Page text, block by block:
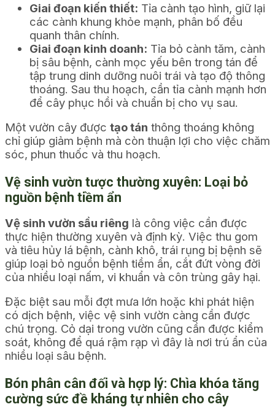
Giai đoạn kiến thiết: Tỉa cành tạo hình, giữ lại
các cành khung khỏe mạnh, phân bố đều
quanh thân chính.
Giai đoạn kinh doanh: Tỉa bỏ cành tăm, cành
bị sâu bệnh, cành mọc yếu bên trong tán để
tập trung dinh dưỡng nuôi trái và tạo độ thông
thoáng. Sau thu hoạch, cần tỉa cành mạnh hơn
để cây phục hồi và chuẩn bị cho vụ sau.
Một vườn cây được tạo tán thông thoáng không
chỉ giúp giảm bệnh mà còn thuận lợi cho việc chăm
sóc, phun thuốc và thu hoạch.
Vệ sinh vườn tược thường xuyên: Loại bỏ
nguồn bệnh tiềm ẩn
Vệ sinh vườn sầu riêng là công việc cần được
thực hiện thường xuyên và định kỳ. Việc thu gom
và tiêu hủy lá bệnh, cành khô, trái rụng bị bệnh sẽ
giúp loại bỏ nguồn bệnh tiềm ẩn, cắt đứt vòng đời
của nhiều loại nấm, vi khuẩn và côn trùng gây hại.
Đặc biệt sau mỗi đợt mưa lớn hoặc khi phát hiện
có dịch bệnh, việc vệ sinh vườn càng cần được
chú trọng. Cỏ dại trong vườn cũng cần được kiểm
soát, không để quá rậm rạp vì đây là nơi trú ẩn của
nhiều loại sâu bệnh.
Bón phân cân đối và hợp lý: Chìa khóa tăng
cường sức đề kháng tự nhiên cho cây